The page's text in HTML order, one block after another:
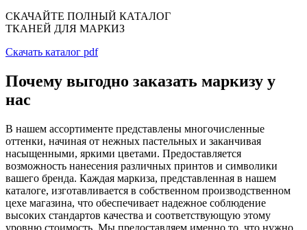
СКАЧАЙТЕ ПОЛНЫЙ КАТАЛОГ
ТКАНЕЙ ДЛЯ МАРКИЗ
Скачать каталог pdf
Почему выгодно заказать маркизу у
нас
В нашем ассортименте представлены многочисленные
оттенки, начиная от нежных пастельных и заканчивая
насыщенными, яркими цветами. Предоставляется
возможность нанесения различных принтов и символики
вашего бренда. Каждая маркиза, представленная в нашем
каталоге, изготавливается в собственном производственном
цехе магазина, что обеспечивает надежное соблюдение
высоких стандартов качества и соответствующую этому
уровню стоимость. Мы предоставляем именно то, что нужно